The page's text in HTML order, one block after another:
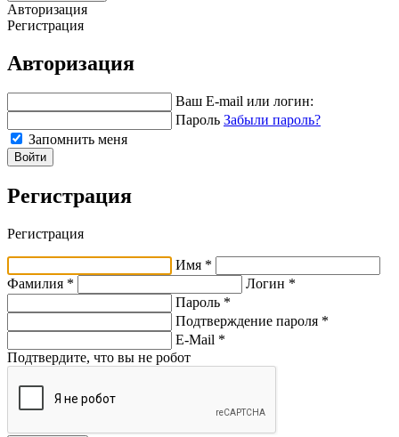
Авторизация
Регистрация
Авторизация
Ваш E-mail или логин:
Пароль Забыли пароль?
Запомнить меня
Войти
Регистрация
Регистрация
Имя *
Фамилия *
Логин *
Пароль *
Подтверждение пароля *
E-Mail *
Подтвердите, что вы не робот